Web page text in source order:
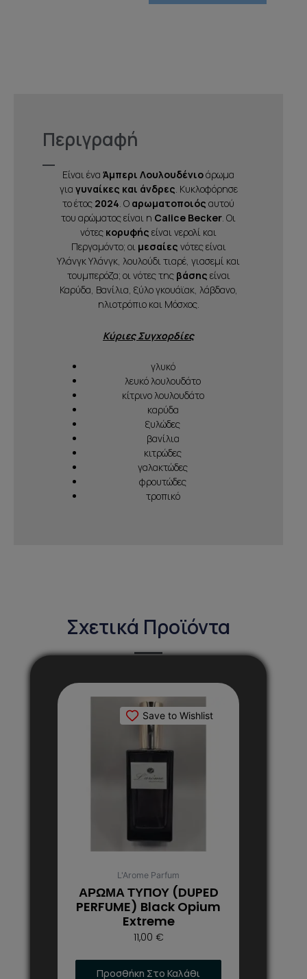
Περιγραφή
Είναι ένα Άμπερι Λουλουδένιοάρωμα
για γυναίκες και άνδρες. Κυκλοφόρησε
το έτος 2024. Ο αρωματοποιός αυτού
του αρώματος είναι η Calice Becker. Οι
νότες κορυφής είναι νερολί και
Περγαμόντο; οι μεσαίες νότες είναι
Υλάνγκ Υλάνγκ, λουλούδι τιαρέ, γιασεμί και
τουμπερόζα; οι νότες της βάσης είναι
Καρύδα, Βανίλια, ξύλο γκουάϊακ, λάβδανο,
ηλιοτρόπιο και Μόσχος.
Κύριες Συγχορδίες
γλυκό
λευκό λουλουδάτο
κίτρινο λουλουδάτο
καρύδα
ξυλώδες
βανίλια
κιτρώδες
γαλακτώδες
φρουτώδες
τροπικό
Σχετικά Προϊόντα
Save to Wishlist
L'Arome Parfum
ΑΡΩΜΑ ΤΥΠΟΥ (DUPED
PERFUME) Black Opium
Extreme
11,00 €
Προσθήκη Στο Καλάθι
το
προϊόν
έχει
παραλλαγές.
Οι
να
επιλεγούν
στη
σελίδα
του
προϊόντος